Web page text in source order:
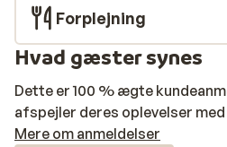
Forplejning
Hvad gæster synes
Dette er 100 % ægte
afspejler deres oplevelser
Mere om anmeldelser